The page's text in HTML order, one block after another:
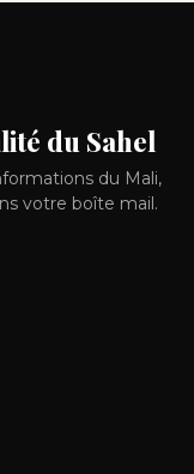
du Sahel
du Mali,
votre boîte mail.